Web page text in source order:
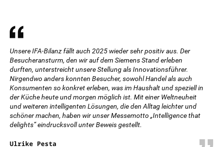
Unsere IFA-Bilanz fällt auch 2025 wieder sehr positiv aus. Der
Besucheransturm, den wir auf dem Siemens Stand erleben
durften, unterstreicht unsere Stellung als Innovationsführer.
Nirgendwo anders konnten Besucher, sowohl Handel als auch
Konsumenten so konkret erleben, was im Haushalt und speziell in
der Küche heute und morgen möglich ist. Mit einer Weltneuheit
und weiteren intelligenten Lösungen, die den Alltag leichter und
schöner machen, haben wir unser Messemotto „Intelligence that
delights“ eindrucksvoll unter Beweis gestellt.
Ulrike Pesta